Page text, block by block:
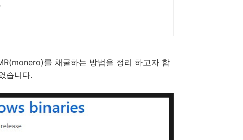
를 채굴하는 방법을 정리 하고자 합
습니다.